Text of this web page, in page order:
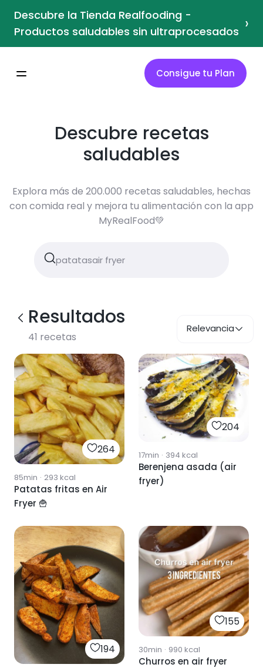
Descubre la Tienda Realfooding -
Productos saludables sin ultraprocesados ›
Consigue tu Plan
Descubre recetas
saludables
Explora más de 200.000 recetas saludables, hechas
con comida real y mejora tu alimentación con la app
MyRealFood💚
Resultados
41 recetas
Relevancia
264
85min · 293 kcal
Patatas fritas en Air
Fryer 🍟
204
17min · 394 kcal
Berenjena asada (air
fryer)
194
155
30min · 990 kcal
Churros en air fryer